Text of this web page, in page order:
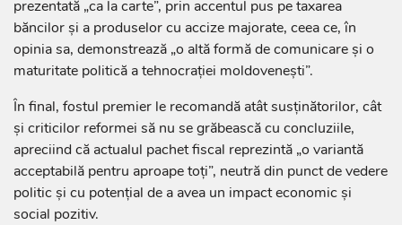
prezentată „ca la carte”, prin accentul pus pe taxarea
băncilor și a produselor cu accize majorate, ceea ce, în
opinia sa, demonstrează „o altă formă de comunicare și o
maturitate politică a tehnocrației moldovenești”.
În final, fostul premier le recomandă atât susținătorilor, cât
și criticilor reformei să nu se grăbească cu concluziile,
apreciind că actualul pachet fiscal reprezintă „o variantă
acceptabilă pentru aproape toți”, neutră din punct de vedere
politic și cu potențial de a avea un impact economic și
social pozitiv.